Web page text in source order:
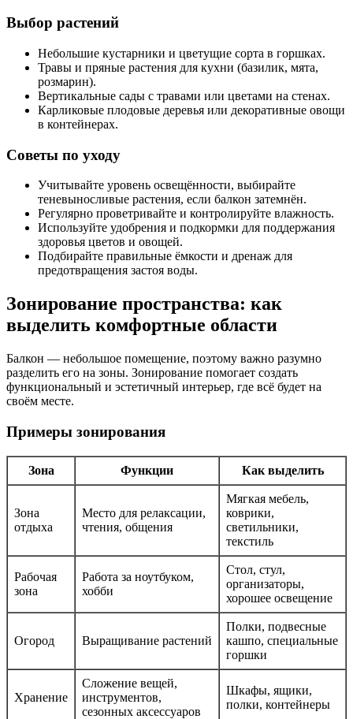
Выбор растений
Небольшие кустарники и цветущие сорта в горшках.
Травы и пряные растения для кухни (базилик, мята,
розмарин).
Вертикальные сады с травами или цветами на стенах.
Карликовые плодовые деревья или декоративные овощи
в контейнерах.
Советы по уходу
Учитывайте уровень освещённости, выбирайте
теневыносливые растения, если балкон затемнён.
Регулярно проветривайте и контролируйте влажность.
Используйте удобрения и подкормки для поддержания
здоровья цветов и овощей.
Подбирайте правильные ёмкости и дренаж для
предотвращения застоя воды.
Зонирование пространства: как
выделить комфортные области
Балкон — небольшое помещение, поэтому важно разумно
разделить его на зоны. Зонирование помогает создать
функциональный и эстетичный интерьер, где всё будет на
своём месте.
Примеры зонирования
Зона Функции Как выделить
Зона
отдыха
Место для релаксации,
чтения, общения
Мягкая мебель,
коврики,
светильники,
текстиль
Рабочая
зона
Работа за ноутбуком,
хобби
Стол, стул,
организаторы,
хорошее освещение
Огород Выращивание растений
Полки, подвесные
кашпо, специальные
горшки
Хранение
Сложение вещей,
инструментов,
сезонных аксессуаров
Шкафы, ящики,
полки, контейнеры